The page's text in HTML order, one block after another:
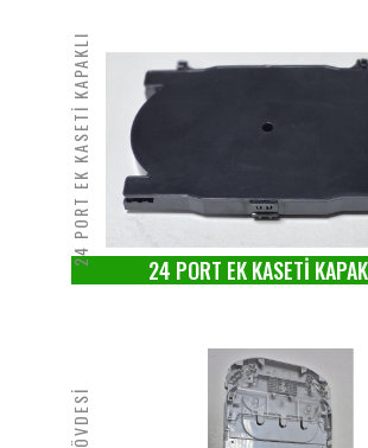
24 PORT EK KASETİ KAPAKLI
24 PORT EK KASETİ